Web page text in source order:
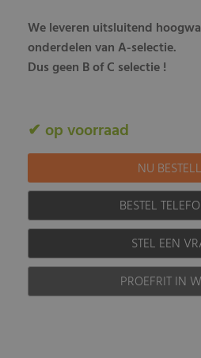
We leveren uitsluitend
onderdelen van A-selectie.
Dus geen B of C selectie !
✔ op voorraad
BESTEL
STEL EEN
PROEFRIT IN